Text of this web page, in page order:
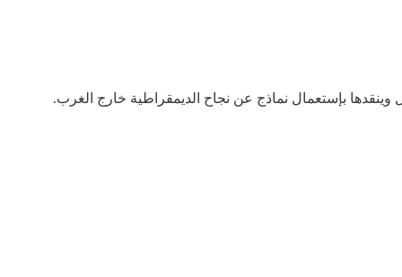
بإستعمال نماذج عن نجاح الديمقراطية خارج الغرب.